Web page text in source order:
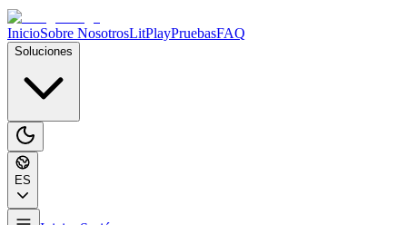
InicioSobre NosotrosLitPlayPruebasFAQ
Soluciones
ES